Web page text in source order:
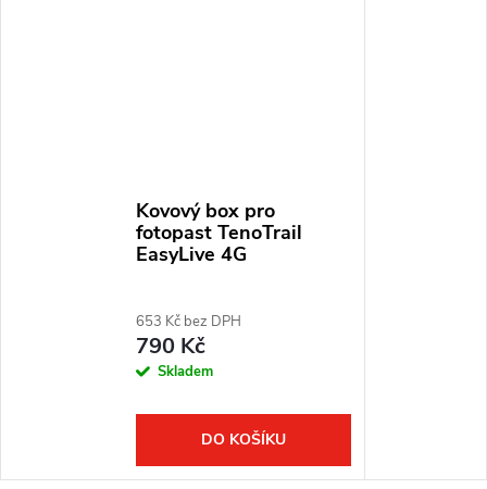
Kovový box pro
fotopast TenoTrail
EasyLive 4G
653 Kč bez DPH
790 Kč
Skladem
DO KOŠÍKU